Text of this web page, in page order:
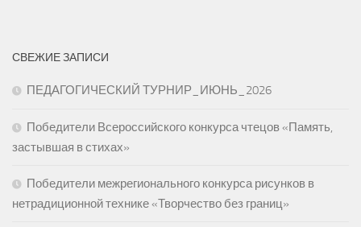
СВЕЖИЕ ЗАПИСИ
ПЕДАГОГИЧЕСКИЙ ТУРНИР_ИЮНЬ_2026
Победители Всероссийского конкурса чтецов «Память,
застывшая в стихах»
Победители межрегионального конкурса рисунков в
нетрадиционной технике «Творчество без границ»